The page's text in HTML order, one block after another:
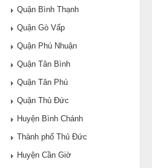
Quận Bình Thạnh
Quận Gò Vấp
Quận Phú Nhuận
Quận Tân Bình
Quận Tân Phú
Quận Thủ Đức
Huyện Bình Chánh
Thành phố Thủ Đức
Huyện Cần Giờ